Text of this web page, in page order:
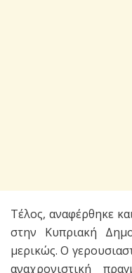
Τέλος, αναφέρθηκε
στην Κυπριακή
μερικώς. Ο
αναχρονιστική